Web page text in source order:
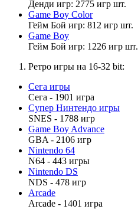
Денди игр: 2775 игр шт.
Game Boy Color
Гейм Бой игр: 812 игр шт.
Game Boy
Гейм Бой игр: 1226 игр шт.
Ретро игры на 16-32 bit:
Сега игры
Сега - 1901 игра
Супер Нинтендо игры
SNES - 1788 игр
Game Boy Advance
GBA - 2106 игр
Nintendo 64
N64 - 443 игры
Nintendo DS
NDS - 478 игр
Arcade
Arcade - 1401 игра